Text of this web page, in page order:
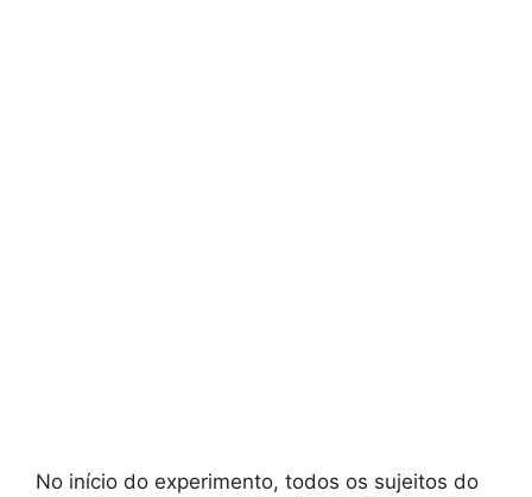
No início do experimento, todos os sujeitos do